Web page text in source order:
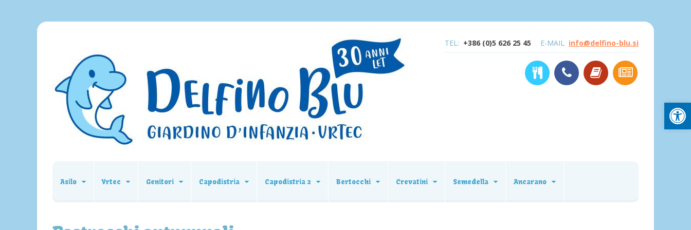
TEL: +386 (0)5 626 25 45 E-MAIL info@delfino-blu.si
Asilo Vrtec Genitori Capodistria Capodistria 2 Bertocchi Crevatini Semedella Ancarano